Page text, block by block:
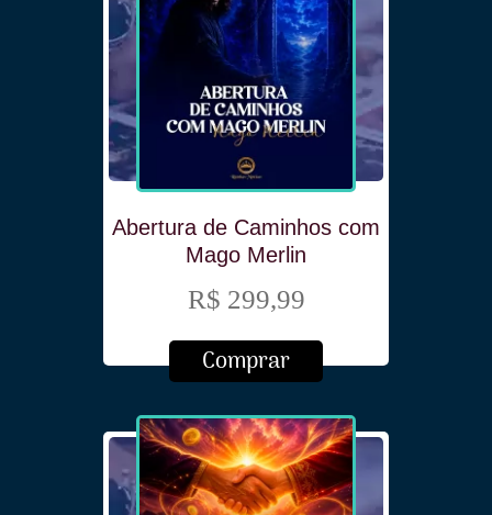
Abertura de Caminhos com
Mago Merlin
R$ 299,99
Comprar